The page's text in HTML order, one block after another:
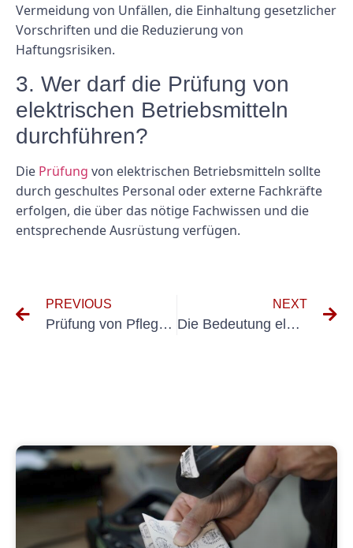
Vermeidung von Unfällen, die Einhaltung gesetzlicher
Vorschriften und die Reduzierung von
Haftungsrisiken.
3. Wer darf die Prüfung von
elektrischen Betriebsmitteln
durchführen?
Die Prüfung von elektrischen Betriebsmitteln sollte
durch geschultes Personal oder externe Fachkräfte
erfolgen, die über das nötige Fachwissen und die
entsprechende Ausrüstung verfügen.
PREVIOUS
Prüfung von Pflegebetten nach VDE 0751
NEXT
Die Bedeutung elektrischer Prüfungen gemäß DGUV Vorschrift 3 verstehen